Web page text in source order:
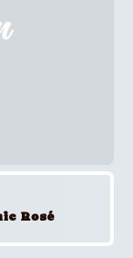
Rosé